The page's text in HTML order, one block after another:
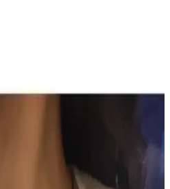
Krem, doğal içerikleriyle
hızlı emilir, kolay kullanılır ve
El Örgüsü Uzun
ve Kullanım